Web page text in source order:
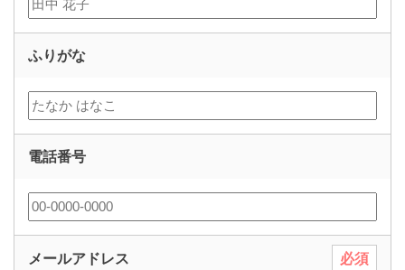
ふりがな
電話番号
メールアドレス 必須